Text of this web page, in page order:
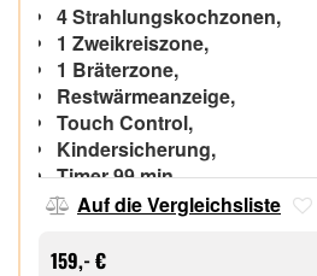
4 Strahlungskochzonen,
1 Zweikreiszone,
1 Bräterzone,
Restwärmeanzeige,
Touch Control,
Kindersicherung,
Timer 99 min,
Rahmenlos,
Auf die Vergleichsliste
159,- €